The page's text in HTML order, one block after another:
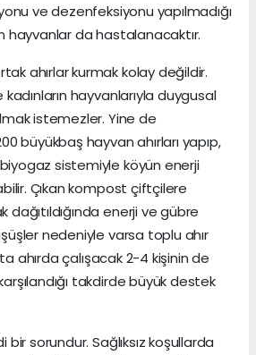
ve dezenfeksiyonu yapılmadığı
hayvanlar da hastalanacaktır.
ahırlar kurmak kolay değildir.
hayvanlarıyla duygusal
istemezler. Yine de
büyükbaş hayvan ahırları yapıp,
sistemiyle köyün enerji
Çıkan kompost çiftçilere
enerji ve gübre
nedeniyle varsa toplu ahır
ahırda çalışacak 2-4 kişinin de
takdirde büyük destek
bir sorundur. Sağlıksız koşullarda